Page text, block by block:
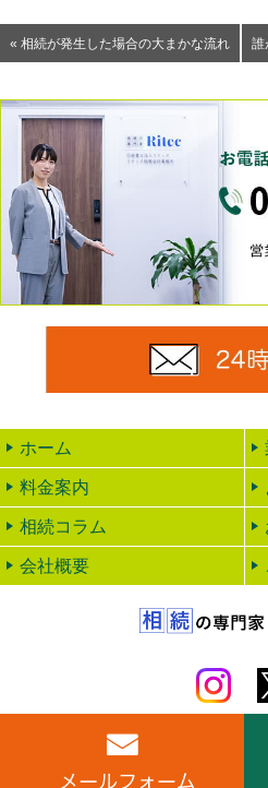
« 相続が発生した場合の大まかな流れ 誰
ホーム
料金案内
相続コラム
会社概要
Copyright © 岐阜 相続手続き・
岐阜県岐阜市加納寿町4丁